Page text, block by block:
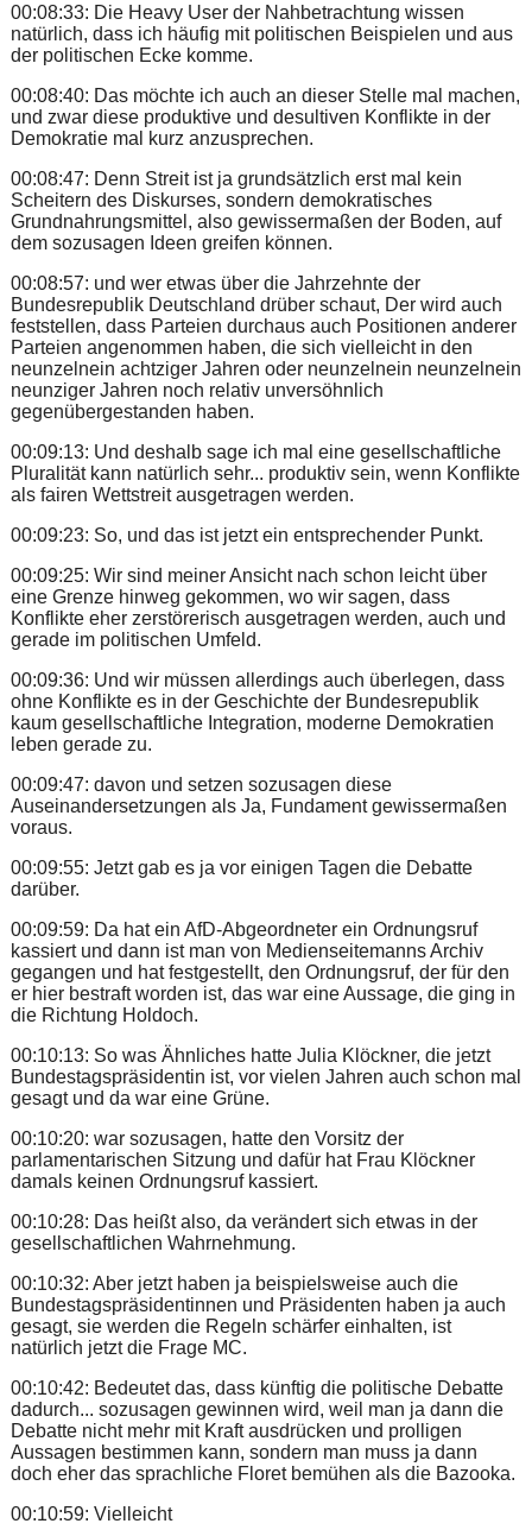
00:08:33: Die Heavy User der Nahbetrachtung wissen
natürlich, dass ich häufig mit politischen Beispielen und aus
der politischen Ecke komme.
00:08:40: Das möchte ich auch an dieser Stelle mal machen,
und zwar diese produktive und desultiven Konflikte in der
Demokratie mal kurz anzusprechen.
00:08:47: Denn Streit ist ja grundsätzlich erst mal kein
Scheitern des Diskurses, sondern demokratisches
Grundnahrungsmittel, also gewissermaßen der Boden, auf
dem sozusagen Ideen greifen können.
00:08:57: und wer etwas über die Jahrzehnte der
Bundesrepublik Deutschland drüber schaut, Der wird auch
feststellen, dass Parteien durchaus auch Positionen anderer
Parteien angenommen haben, die sich vielleicht in den
neunzelnein achtziger Jahren oder neunzelnein neunzelnein
neunziger Jahren noch relativ unversöhnlich
gegenübergestanden haben.
00:09:13: Und deshalb sage ich mal eine gesellschaftliche
Pluralität kann natürlich sehr... produktiv sein, wenn Konflikte
als fairen Wettstreit ausgetragen werden.
00:09:23: So, und das ist jetzt ein entsprechender Punkt.
00:09:25: Wir sind meiner Ansicht nach schon leicht über
eine Grenze hinweg gekommen, wo wir sagen, dass
Konflikte eher zerstörerisch ausgetragen werden, auch und
gerade im politischen Umfeld.
00:09:36: Und wir müssen allerdings auch überlegen, dass
ohne Konflikte es in der Geschichte der Bundesrepublik
kaum gesellschaftliche Integration, moderne Demokratien
leben gerade zu.
00:09:47: davon und setzen sozusagen diese
Auseinandersetzungen als Ja, Fundament gewissermaßen
voraus.
00:09:55: Jetzt gab es ja vor einigen Tagen die Debatte
darüber.
00:09:59: Da hat ein AfD-Abgeordneter ein Ordnungsruf
kassiert und dann ist man von Medienseitemanns Archiv
gegangen und hat festgestellt, den Ordnungsruf, der für den
er hier bestraft worden ist, das war eine Aussage, die ging in
die Richtung Holdoch.
00:10:13: So was Ähnliches hatte Julia Klöckner, die jetzt
Bundestagspräsidentin ist, vor vielen Jahren auch schon mal
gesagt und da war eine Grüne.
00:10:20: war sozusagen, hatte den Vorsitz der
parlamentarischen Sitzung und dafür hat Frau Klöckner
damals keinen Ordnungsruf kassiert.
00:10:28: Das heißt also, da verändert sich etwas in der
gesellschaftlichen Wahrnehmung.
00:10:32: Aber jetzt haben ja beispielsweise auch die
Bundestagspräsidentinnen und Präsidenten haben ja auch
gesagt, sie werden die Regeln schärfer einhalten, ist
natürlich jetzt die Frage MC.
00:10:42: Bedeutet das, dass künftig die politische Debatte
dadurch... sozusagen gewinnen wird, weil man ja dann die
Debatte nicht mehr mit Kraft ausdrücken und prolligen
Aussagen bestimmen kann, sondern man muss ja dann
doch eher das sprachliche Floret bemühen als die Bazooka.
00:10:59: Vielleicht